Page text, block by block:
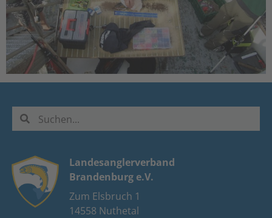
Landesanglerverband
Brandenburg e.V.
Zum Elsbruch 1
14558 Nuthetal